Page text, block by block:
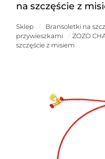
na szczęście z
Sklep / Bransoletki na
przywieszkami
/ ZOZO
szczęście z misiem